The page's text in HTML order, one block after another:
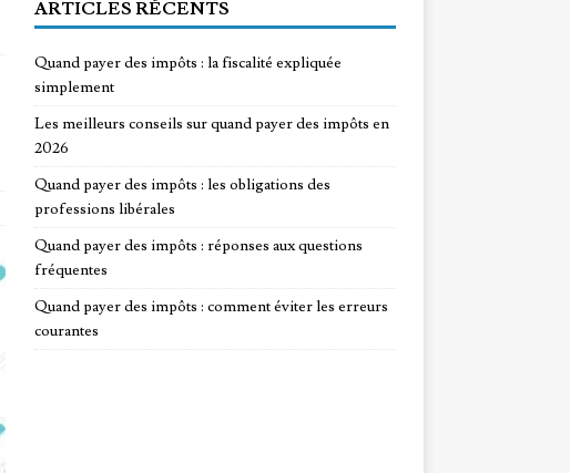
ARTICLES RÉCENTS
Quand payer des impôts : la fiscalité expliquée
simplement
Les meilleurs conseils sur quand payer des impôts en
2026
Quand payer des impôts : les obligations des
professions libérales
Quand payer des impôts : réponses aux questions
fréquentes
Quand payer des impôts : comment éviter les erreurs
courantes